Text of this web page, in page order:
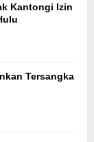
Kantongi Izin
Tersangka